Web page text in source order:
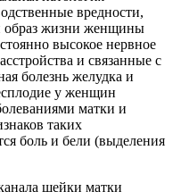
вредности,
образ жизни женщины
высокое нервное
и связанные с
болезнь желудка и
у женщин
матки и
таких
боль и бели (выделения
шейки матки